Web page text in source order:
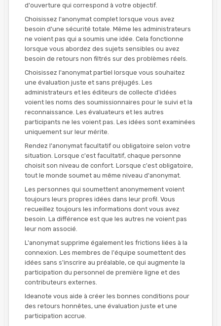
d'ouverture qui correspond à votre objectif.
Choisissez l'anonymat complet lorsque vous avez
besoin d'une sécurité totale. Même les administrateurs
ne voient pas qui a soumis une idée. Cela fonctionne
lorsque vous abordez des sujets sensibles ou avez
besoin de retours non filtrés sur des problèmes réels.
Choisissez l'anonymat partiel lorsque vous souhaitez
une évaluation juste et sans préjugés. Les
administrateurs et les éditeurs de collecte d'idées
voient les noms des soumissionnaires pour le suivi et la
reconnaissance. Les évaluateurs et les autres
participants ne les voient pas. Les idées sont examinées
uniquement sur leur mérite.
Rendez l'anonymat facultatif ou obligatoire selon votre
situation. Lorsque c'est facultatif, chaque personne
choisit son niveau de confort. Lorsque c'est obligatoire,
tout le monde soumet au même niveau d'anonymat.
Les personnes qui soumettent anonymement voient
toujours leurs propres idées dans leur profil. Vous
recueillez toujours les informations dont vous avez
besoin. La différence est que les autres ne voient pas
leur nom associé.
L'anonymat supprime également les frictions liées à la
connexion. Les membres de l'équipe soumettent des
idées sans s'inscrire au préalable, ce qui augmente la
participation du personnel de première ligne et des
contributeurs externes.
Ideanote vous aide à créer les bonnes conditions pour
des retours honnêtes, une évaluation juste et une
participation accrue.